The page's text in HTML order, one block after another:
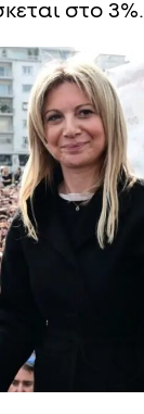
στο 3%.